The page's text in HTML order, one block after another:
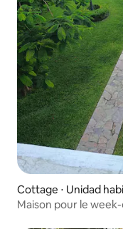
Cottage ⋅ Unidad
Maison pour le